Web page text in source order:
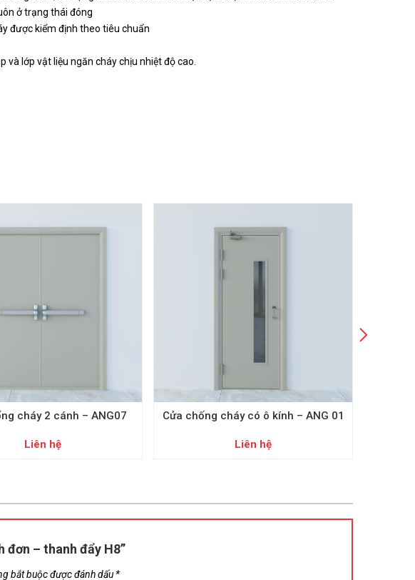
ở trạng thái đóng
được kiểm định theo tiêu chuẩn
lớp vật liệu ngăn cháy chịu nhiệt độ cao.
cháy 2 cánh – ANG07
Liên hệ
Cửa chống cháy có ô kính – ANG 01
Liên hệ
đơn – thanh đẩy H8”
bắt buộc được đánh dấu *